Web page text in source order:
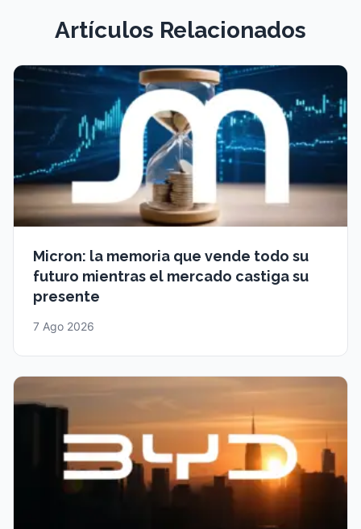
Artículos Relacionados
Micron: la memoria que vende todo su
futuro mientras el mercado castiga su
presente
7 Ago 2026